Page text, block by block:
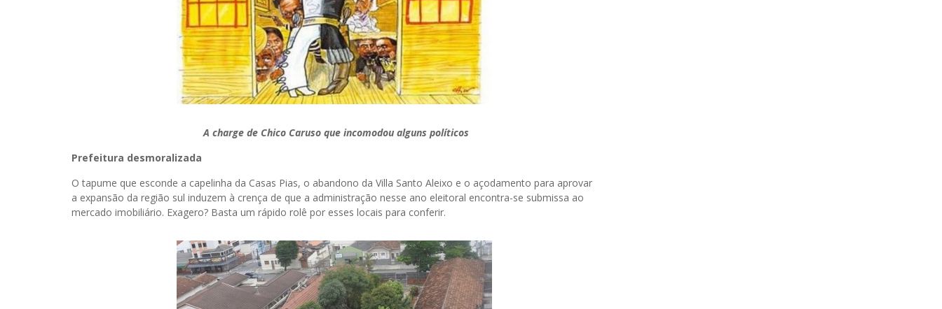
A charge de Chico Caruso que incomodou alguns políticos
Prefeitura desmoralizada
O tapume que esconde a capelinha da Casas Pias, o abandono da Villa Santo Aleixo e o açodamento para aprovar
a expansão da região sul induzem à crença de que a administração nesse ano eleitoral encontra-se submissa ao
mercado imobiliário. Exagero? Basta um rápido rolê por esses locais para conferir.